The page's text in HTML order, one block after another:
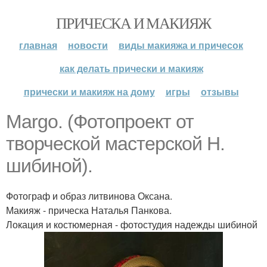
ПРИЧЕСКА И МАКИЯЖ
главная новости
виды макияжа и причесок
как делать прически и макияж
прически и макияж на дому
игры отзывы
Margo. (Фотопроект от
творческой мастерской Н.
шибиной).
Фотограф и образ литвинова Оксана.
Макияж - прическа Наталья Панкова.
Локация и костюмерная - фотостудия надежды шибиной